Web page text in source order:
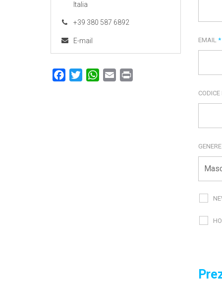
Italia
+39 380 587 6892
E-mail
FacebookTwitterWhatsApp
Email
EMAIL *